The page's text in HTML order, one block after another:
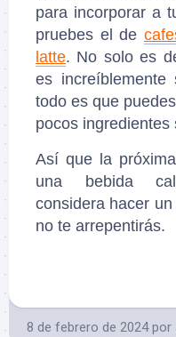
para incorporar a
pruebes el de
latte. No solo es
es
todo es que
pocos ingredientes
Así que la
una bebida
considera hacer
no te arrepentirás.
8 de febrero de 2024 por